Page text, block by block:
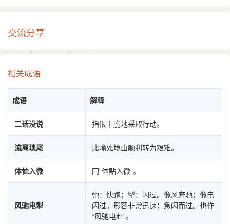
交流分享
相关成语
成语 解释
二话没说 指很干脆地采取行动。
流离琐尾 比喻处境由顺利转为艰难。
体恤入微 同“体贴入微”。
风驰电掣
弛：快跑；掣：闪过。像风奔驰；像电
闪过。形容非常迅速；急闪而过。也作
“风驰电赴”。